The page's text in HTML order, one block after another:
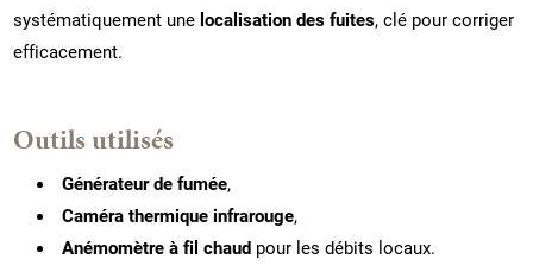
systématiquement une localisation des fuites, clé pour corriger
efficacement.
Outils utilisés
Générateur de fumée,
Caméra thermique infrarouge,
Anémomètre à fil chaud pour les débits locaux.